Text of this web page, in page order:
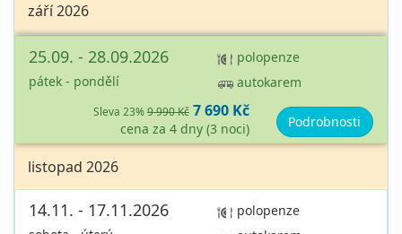
září 2026
25.09. - 28.09.2026
pátek - pondělí
polopenze
autokarem
Sleva 23%9 990 Kč 7 690 Kč
cena za 4 dny (3 noci) Podrobnosti
listopad 2026
14.11. - 17.11.2026
polopenze